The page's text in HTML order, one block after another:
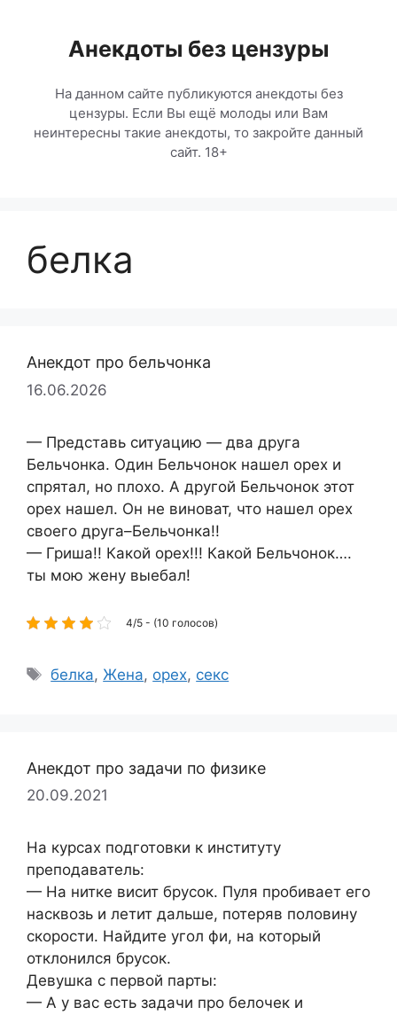
содержимомуАнекдоты без цензуры
На данном сайте публикуются анекдоты без
цензуры. Если Вы ещё молоды или Вам
неинтересны такие анекдоты, то закройте данный
сайт. 18+
белка
Анекдот про бельчонка
16.06.2026
— Представь ситуацию — два друга
Бельчонка. Один Бельчонок нашел орех и
спрятал, но плохо. А другой Бельчонок этот
орех нашел. Он не виноват, что нашел орех
своего друга–Бельчонка!!
— Гриша!! Какой орех!!! Какой Бельчонок….
ты мою жену выебал!
4/5 - (10 голосов)
Метки
белка, Жена, орех, секс
Анекдот про задачи по физике
20.09.2021
На курсах подготовки к институту
преподаватель:
— На нитке висит брусок. Пуля пробивает его
насквозь и летит дальше, потеряв половину
скорости. Найдите угол фи, на который
отклонился брусок.
Девушка с первой парты:
— А у вас есть задачи про белочек и